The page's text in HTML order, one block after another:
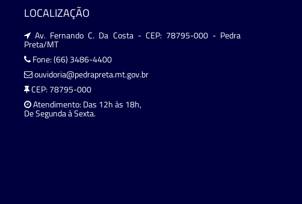
LOCALIZAÇÃO
Av. Fernando C. Da Costa - CEP: 78795-000 - Pedra
Preta/MT
Fone: (66) 3486-4400
ouvidoria@pedrapreta.mt.gov.br
CEP: 78795-000
Atendimento: Das 12h às 18h,
De Segunda à Sexta.